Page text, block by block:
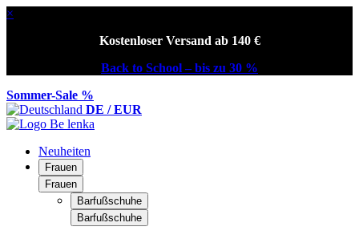
×
Kostenloser Versand ab 140 €
Back to School – bis zu 30 %
Sommer-Sale %
DE / EUR
Neuheiten
Frauen
Frauen
Barfußschuhe
Barfußschuhe